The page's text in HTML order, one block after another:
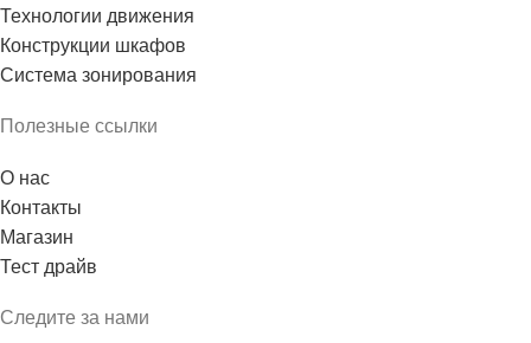
Технологии движения
Конструкции шкафов
Система зонирования
Полезные ссылки
О нас
Контакты
Магазин
Тест драйв
Следите за нами